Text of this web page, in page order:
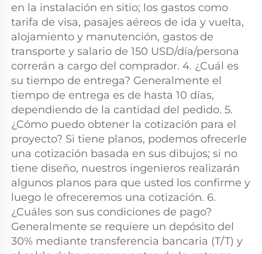
en la instalación en sitio; los gastos como
tarifa de visa, pasajes aéreos de ida y vuelta,
alojamiento y manutención, gastos de
transporte y salario de 150 USD/día/persona
correrán a cargo del comprador. 4. ¿Cuál es
su tiempo de entrega? Generalmente el
tiempo de entrega es de hasta 10 días,
dependiendo de la cantidad del pedido. 5.
¿Cómo puedo obtener la cotización para el
proyecto? Si tiene planos, podemos ofrecerle
una cotización basada en sus dibujos; si no
tiene diseño, nuestros ingenieros realizarán
algunos planos para que usted los confirme y
luego le ofreceremos una cotización. 6.
¿Cuáles son sus condiciones de pago?
Generalmente se requiere un depósito del
30% mediante transferencia bancaria (T/T) y